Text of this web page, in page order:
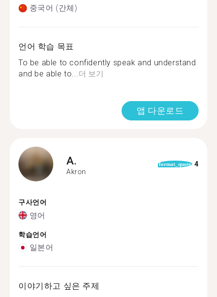
중국어 (간체)
언어 학습 목표
To be able to confidently speak and understand
and be able to...더 보기
앱 다운로드
A.
Akron
format_quote 4
구사언어
영어
학습언어
일본어
이야기하고 싶은 주제